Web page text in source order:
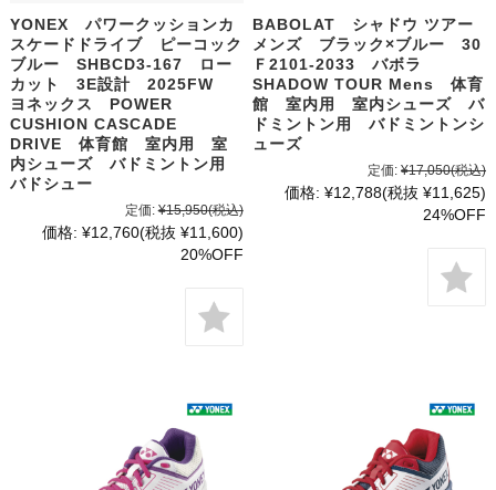
YONEX パワークッションカ
スケードドライブ ピーコック
ブルー SHBCD3-167 ロー
カット 3E設計 2025FW
ヨネックス POWER
CUSHION CASCADE
DRIVE 体育館 室内用 室
内シューズ バドミントン用
バドシュー
定価: ¥15,950(税込)
価格: ¥12,760(税抜 ¥11,600)
20%OFF
BABOLAT シャドウ ツアー
メンズ ブラック×ブルー 30
Ｆ2101-2033 バボラ
SHADOW TOUR Mens 体育
館 室内用 室内シューズ バ
ドミントン用 バドミントンシ
ューズ
定価: ¥17,050(税込)
価格: ¥12,788(税抜 ¥11,625)
24%OFF